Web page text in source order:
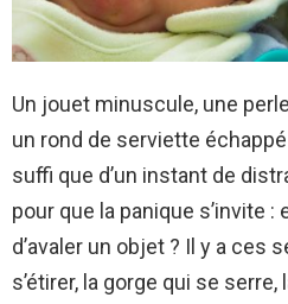
Un jouet minuscule, une
un rond de serviette
suffi que d’un instant de
pour que la panique s’invite
d’avaler un objet ? Il y a ces
s’étirer, la gorge qui se serre,